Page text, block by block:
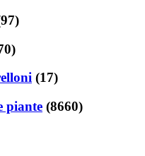
(17)
piante (8660)